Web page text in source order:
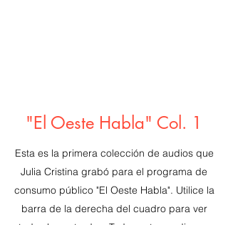
"El Oeste Habla" Col. 1
Esta es la primera colección de audios que
Julia Cristina grabó para el programa de
consumo público "El Oeste Habla". Utilice la
barra de la derecha del cuadro para ver